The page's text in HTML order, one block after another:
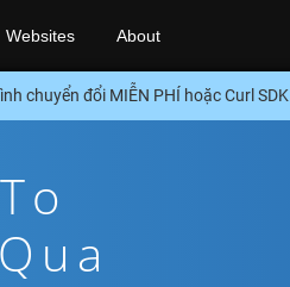
Websites About
chuyển đổi MIỄN PHÍ hoặc Curl SDK